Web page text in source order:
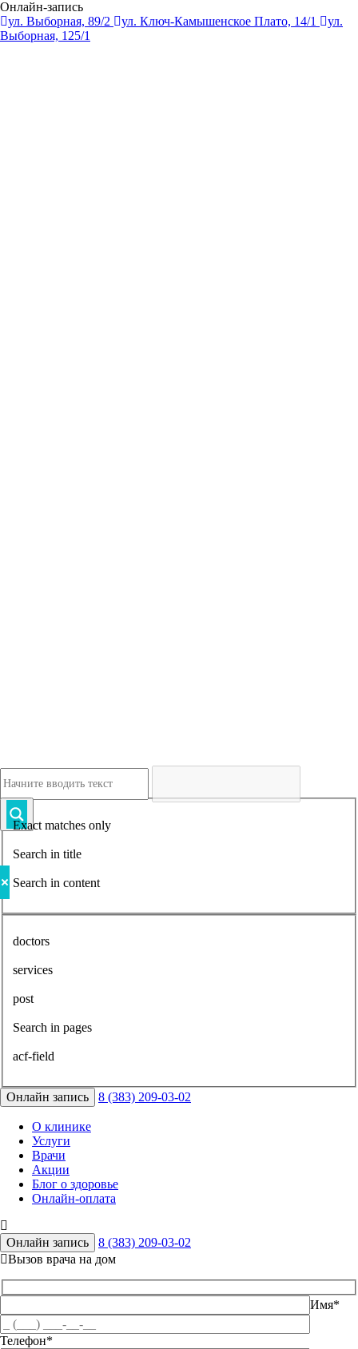
Онлайн-запись
ул. Выборная, 89/2
ул. Ключ-Камышенское Плато, 14/1
ул.
Выборная, 125/1
Exact matches only
Search in title
Search in content
doctors
services
post
Search in pages
acf-field
Онлайн запись 8 (383) 209-03-02
О клинике
Услуги
Врачи
Акции
Блог о здоровье
Онлайн-оплата
Онлайн запись
8 (383) 209-03-02
Вызов врача на дом
Имя*
Телефон*